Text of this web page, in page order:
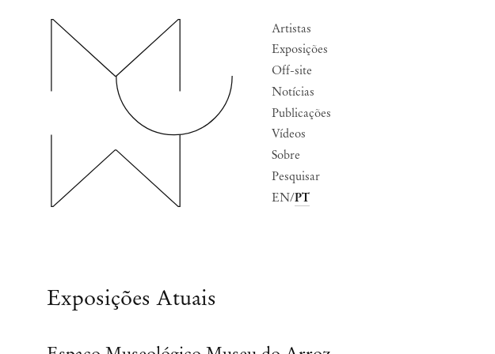
Artistas
Exposições
Off-site
Notícias
Publicações
Vídeos
Sobre
Pesquisar
EN PT
Home
Exposições Atuais